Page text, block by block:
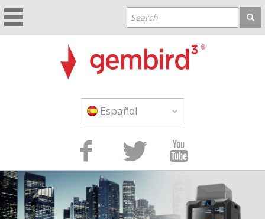
Español
  